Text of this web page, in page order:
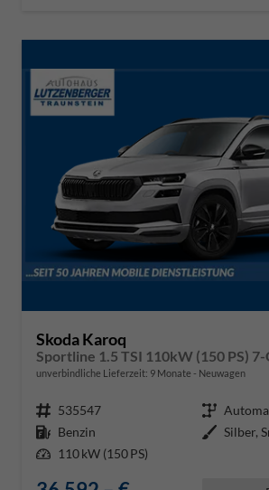
Skoda Karoq
Sportline 1.5 TSI 110kW (150 PS) 7-
unverbindliche Lieferzeit: 9 Monate Neuwagen
Fahrzeugnr. 535547 Getriebe
Kraftstoff Benzin Außenfarbe
Leistung 110 kW (150 PS)